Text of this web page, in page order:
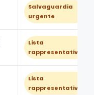
Salvaguardia
urgente
Lista
rappresentativa
Lista
rappresentativa